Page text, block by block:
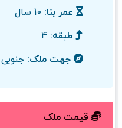
عمر بنا:
طبقه:
جهت ملک: جنوبی
قیمت ملک